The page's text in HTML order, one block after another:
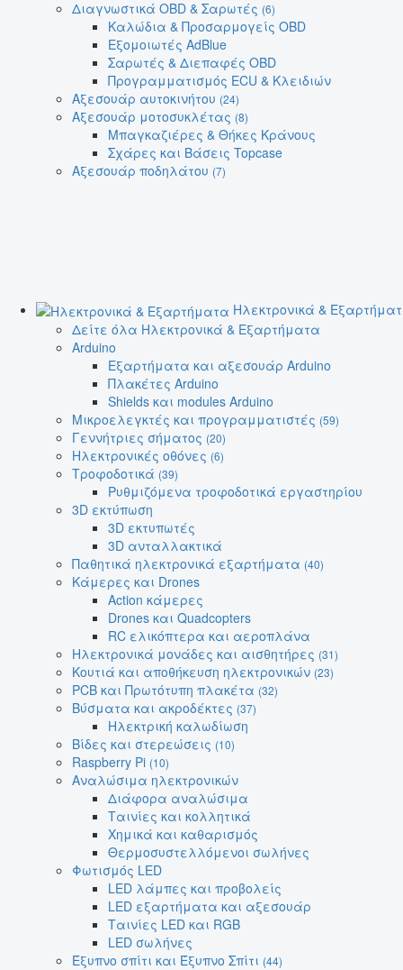
Διαγνωστικά OBD & Σαρωτές (6)
Καλώδια & Προσαρμογείς OBD
Εξομοιωτές AdBlue
Σαρωτές & Διεπαφές OBD
Προγραμματισμός ECU & Κλειδιών
Αξεσουάρ αυτοκινήτου (24)
Αξεσουάρ μοτοσυκλέτας (8)
Μπαγκαζιέρες & Θήκες Κράνους
Σχάρες και Βάσεις Topcase
Αξεσουάρ ποδηλάτου (7)
Ηλεκτρονικά &
Δείτε όλα Ηλεκτρονικά & Εξαρτήματα
Arduino
Εξαρτήματα και αξεσουάρ Arduino
Πλακέτες Arduino
Shields και modules Arduino
Μικροελεγκτές και προγραμματιστές (59)
Γεννήτριες σήματος (20)
Ηλεκτρονικές οθόνες (6)
Τροφοδοτικά (39)
Ρυθμιζόμενα τροφοδοτικά εργαστηρίου
3D εκτύπωση
3D εκτυπωτές
3D ανταλλακτικά
Παθητικά ηλεκτρονικά εξαρτήματα (40)
Κάμερες και Drones
Action κάμερες
Drones και Quadcopters
RC ελικόπτερα και αεροπλάνα
Ηλεκτρονικά μονάδες και αισθητήρες (31)
Κουτιά και αποθήκευση ηλεκτρονικών (23)
PCB και Πρωτότυπη πλακέτα (32)
Βύσματα και ακροδέκτες (37)
Ηλεκτρική καλωδίωση
Βίδες και στερεώσεις (10)
Raspberry Pi (10)
Αναλώσιμα ηλεκτρονικών
Διάφορα αναλώσιμα
Ταινίες και κολλητικά
Χημικά και καθαρισμός
Θερμοσυστελλόμενοι σωλήνες
Φωτισμός LED
LED λάμπες και προβολείς
LED εξαρτήματα και αξεσουάρ
Ταινίες LED και RGB
LED σωλήνες
Έξυπνο σπίτι και Έξυπνο Σπίτι (44)